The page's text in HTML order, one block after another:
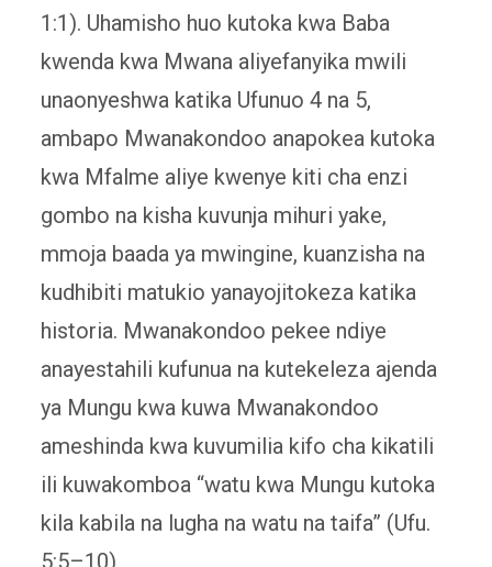
1:1). Uhamisho huo kutoka kwa Baba
kwenda kwa Mwana aliyefanyika mwili
unaonyeshwa katika Ufunuo 4 na 5,
ambapo Mwanakondoo anapokea kutoka
kwa Mfalme aliye kwenye kiti cha enzi
gombo na kisha kuvunja mihuri yake,
mmoja baada ya mwingine, kuanzisha na
kudhibiti matukio yanayojitokeza katika
historia. Mwanakondoo pekee ndiye
anayestahili kufunua na kutekeleza ajenda
ya Mungu kwa kuwa Mwanakondoo
ameshinda kwa kuvumilia kifo cha kikatili
ili kuwakomboa “watu kwa Mungu kutoka
kila kabila na lugha na watu na taifa” (Ufu.
5:5–10).